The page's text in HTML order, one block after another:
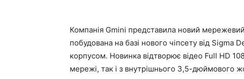
Компанія Gmini представила новий
побудована на базі нового чіпсету від Sigma
корпусом. Новинка відтворює відео Full HD
мережі, так і з внутрішнього 3,5-дюймового